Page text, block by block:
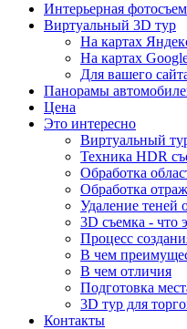
Интерьерная
Виртуальный 3D тур
На картах
На картах
Для вашего
Панорамы
Цена
Это интересно
Виртуальный
Техника HDR
Обработка
Обработка
Удаление теней
3D съемка - что
Процесс
В чем
В чем отличия
Подготовка
3D тур для
Контакты